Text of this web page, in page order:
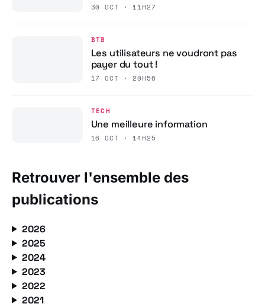
30 OCT · 11H27
BTB
Les utilisateurs ne voudront pas
payer du tout !
17 OCT · 20H56
TECH
Une meilleure information
16 OCT · 14H25
Retrouver l'ensemble des
publications
2026
2025
2024
2023
2022
2021